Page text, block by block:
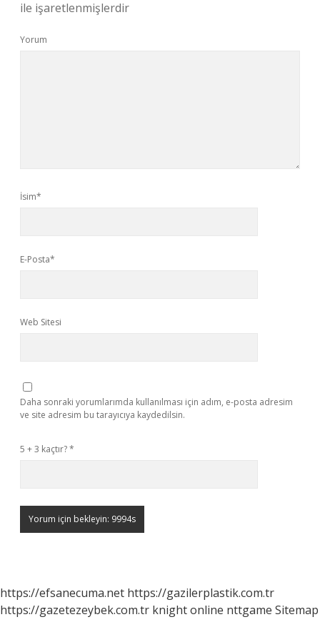
ile işaretlenmişlerdir
Yorum
İsim*
E-Posta*
Web Sitesi
Daha sonraki yorumlarımda kullanılması için adım, e-posta adresim
ve site adresim bu tarayıcıya kaydedilsin.
5 + 3 kaçtır?*
https://efsanecuma.net https://gazilerplastik.com.tr
https://gazetezeybek.com.tr knight online nttgame Sitemap